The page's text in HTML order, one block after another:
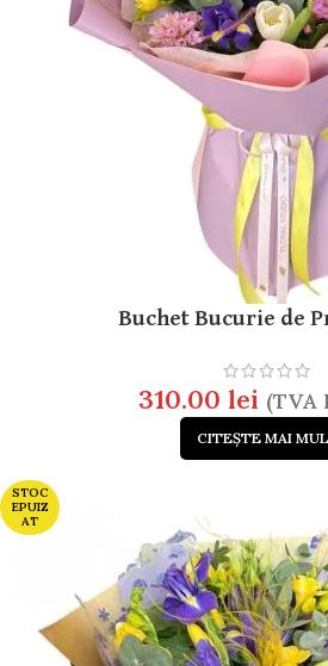
Buchet Bucurie de
310.00 lei (TVA
CITEȘTE MAI
STOC
EPUIZ
AT